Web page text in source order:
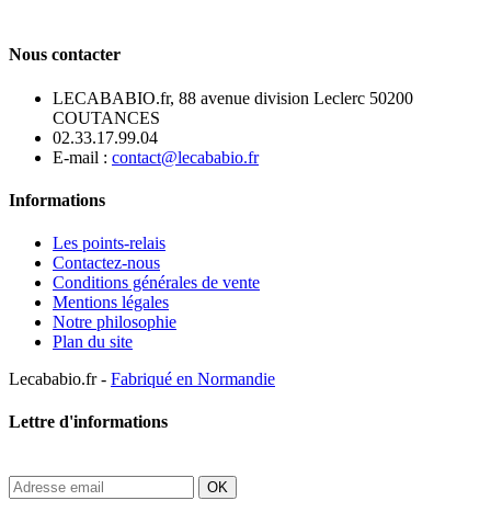
Nous contacter
LECABABIO.fr, 88 avenue division Leclerc 50200
COUTANCES
02.33.17.99.04
E-mail : contact@lecababio.fr
Informations
Les points-relais
Contactez-nous
Conditions générales de vente
Mentions légales
Notre philosophie
Plan du site
Lecababio.fr - Fabriqué en Normandie
Lettre d'informations
OK